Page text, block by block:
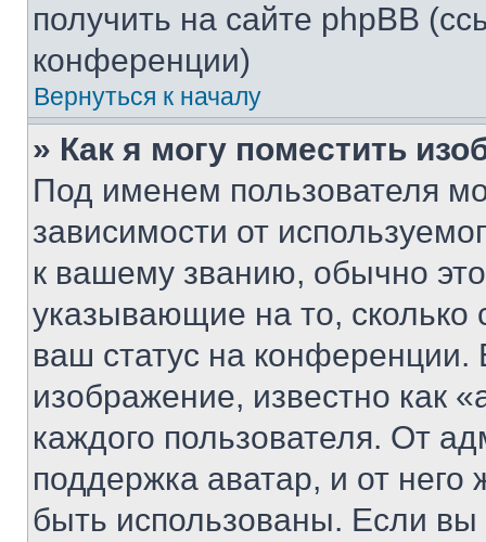
получить на сайте phpBB
конференции)
Вернуться к началу
» Как я могу поместить
Под именем пользователя
зависимости от
к вашему званию, обычно это
указывающие на то,
ваш статус на
изображение, известно как
каждого пользователя. От
поддержка аватар, и от него
быть использованы. Если